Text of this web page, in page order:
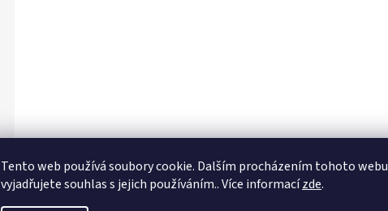
Tento web používá soubory cookie. Dalším procházením tohoto webu
vyjadřujete souhlas s jejich používáním.. Více informacízde.